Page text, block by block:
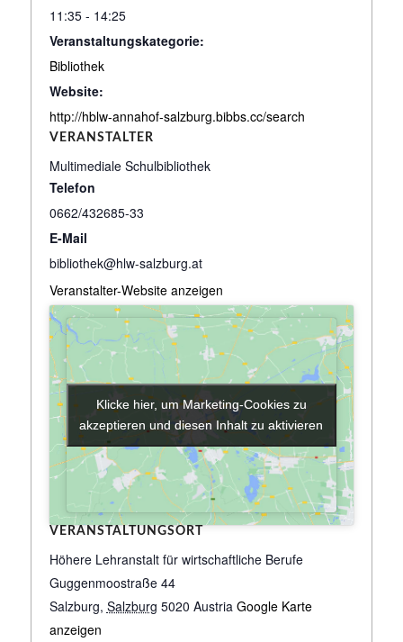
11:35 - 14:25
Veranstaltungskategorie:
Bibliothek
Website:
http://hblw-annahof-salzburg.bibbs.cc/search
VERANSTALTER
Multimediale Schulbibliothek
Telefon
0662/432685-33
E-Mail
bibliothek@hlw-salzburg.at
Veranstalter-Website anzeigen
VERANSTALTUNGSORT
Höhere Lehranstalt für wirtschaftliche Berufe
Guggenmoostraße 44
Salzburg, Salzburg 5020 Austria Google Karte
anzeigen
Klicke hier, um Marketing-Cookies zu
akzeptieren und diesen Inhalt zu aktivieren
Klicke hier, um Marketing-Cookies zu
akzeptieren und diesen Inhalt zu aktivieren